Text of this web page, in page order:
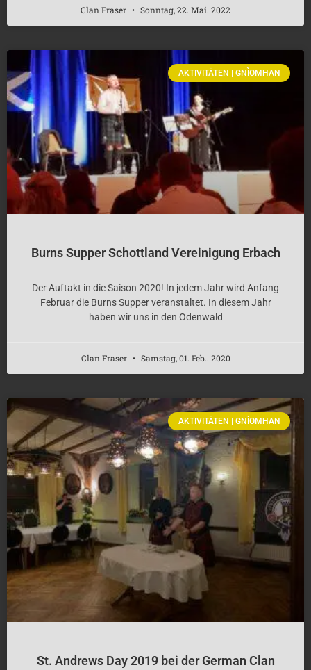
Clan Fraser Sonntag, 22. Mai. 2022
AKTIVITÄTEN | GNÌOMHAN
Burns Supper Schottland Vereinigung Erbach
Der Auftakt in die Saison 2020! In jedem Jahr wird Anfang
Februar die Burns Supper veranstaltet. In diesem Jahr
haben wir uns in den Odenwald
Clan Fraser Samstag, 01. Feb.. 2020
AKTIVITÄTEN | GNÌOMHAN
St. Andrews Day 2019 bei der German Clan